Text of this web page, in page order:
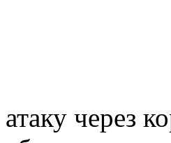
атаку через